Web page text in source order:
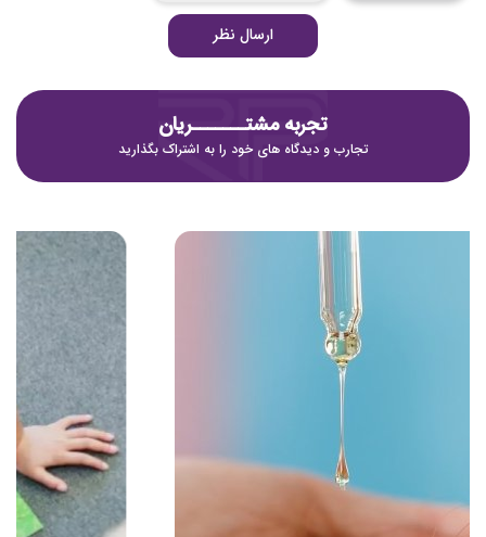
ارسال نظر
تجربه مشتـــــــریان
تجارب و دیدگاه های خود را به اشتراک بگذارید